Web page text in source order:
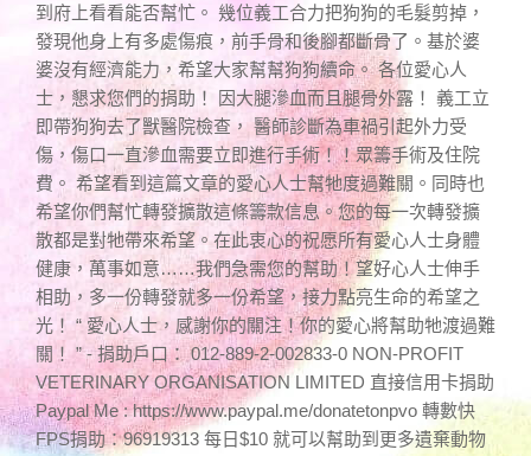
到府上看看能否幫忙。 幾位義工合力把狗狗的毛髮剪掉，
發現他身上有多處傷痕，前手骨和後腳都斷骨了。基於婆
婆沒有經濟能力，希望大家幫幫狗狗續命。 各位愛心人
士，懇求您們的捐助！ 因大腿滲血而且腿骨外露！ 義工立
即帶狗狗去了獸醫院檢查， 醫師診斷為車禍引起外力受
傷，傷口一直滲血需要立即進行手術！！眾籌手術及住院
費。 希望看到這篇文章的愛心人士幫牠度過難關。同時也
希望你們幫忙轉發擴散這條籌款信息。您的每一次轉發擴
散都是對牠帶來希望。在此衷心的祝愿所有愛心人士身體
健康，萬事如意……我們急需您的幫助！望好心人士伸手
相助，多一份轉發就多一份希望，接力點亮生命的希望之
光！ “ 愛心人士，感謝你的關注！你的愛心將幫助牠渡過難
關！ ” - 捐助戶口： 012-889-2-002833-0 NON-PROFIT
VETERINARY ORGANISATION LIMITED 直接信用卡捐助
Paypal Me : https://www.paypal.me/donatetonpvo 轉數快
FPS捐助：96919313 每日$10 就可以幫助到更多遺棄動物